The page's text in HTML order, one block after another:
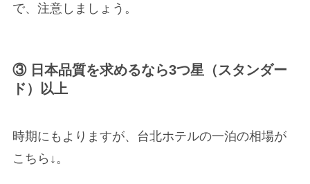
で、注意しましょう。
③ 日本品質を求めるなら3つ星（スタンダー
ド）以上
時期にもよりますが、台北ホテルの一泊の相場が
こちら↓。